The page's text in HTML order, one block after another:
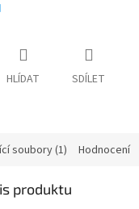
HLÍDAT SDÍLET
soubory (1) Hodnocení
produktu